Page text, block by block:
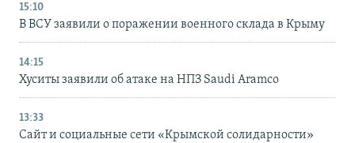
15:10
В ВСУ заявили о поражении военного склада в Крыму
14:15
Хуситы заявили об атаке на НПЗ Saudi Aramco
13:33
Сайт и социальные сети «Крымской солидарности»